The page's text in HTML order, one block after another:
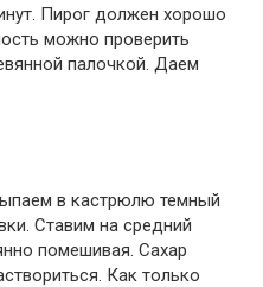
Пирог должен хорошо
можно проверить
палочкой. Даем
в кастрюлю темный
Ставим на средний
помешивая. Сахар
Как только